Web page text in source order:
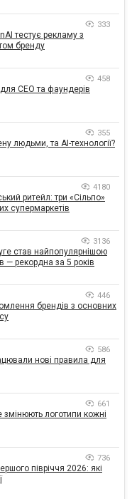
333
тестує рекламу з
бренду
458
CEO та фаундерів
355
людьми, та AI-технології?
4180
ритейл: три «Сільпо»
супермаркетів
3136
став найпопулярнішою
— рекордна за 5 років
446
брендів з основних
586
нові правила для
661
логотипи кожні
736
півріччя 2026: які